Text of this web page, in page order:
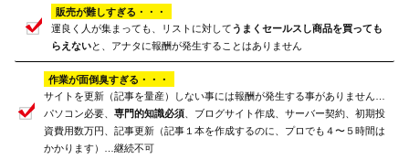
販売が難しすぎる・・・
運良く人が集まっても、リストに対してうまくセールスし商品を買っても
らえないと、アナタに報酬が発生することはありません
作業が面倒臭すぎる・・・
サイトを更新（記事を量産）しない事には報酬が発生する事がありません…
パソコン必要、 専門的知識必須 、ブログサイト作成、サーバー契約、初期投
資費用数万円、記事更新（記事１本を作成するのに、プロでも４〜５時間は
かかります）…継続不可